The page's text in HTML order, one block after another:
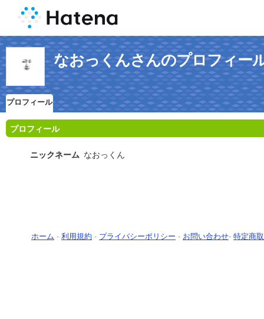
なおっくんさんのプロフィー
プロフィール
プロフィール
ニックネーム なおっくん
ホーム - 利用規約 - プライバシーポリシー - お問い合わせ- 特定商